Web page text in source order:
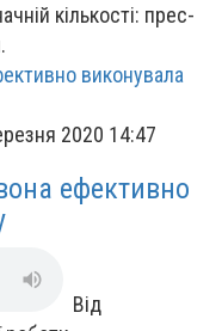
кількості: прес-
2020 14:47
ефективно
Від